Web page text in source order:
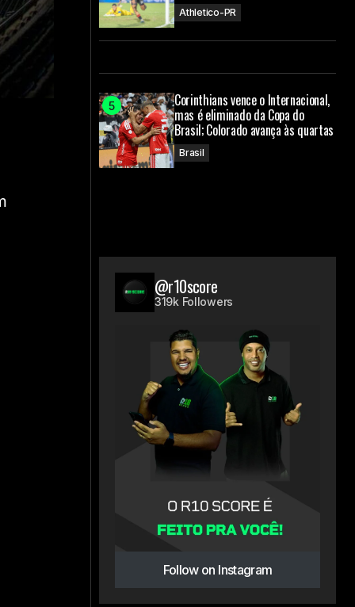
Athletico-PR
Corinthians vence o Internacional,
mas é eliminado da Copa do
Brasil; Colorado avança às quartas
Brasil
@r10score
319k Followers
Follow on Instagram